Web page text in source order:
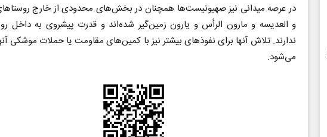
در عرصه میدانی نیز صهیونیست‌ها همچنان در بخش‌های محدودی از خارج
و العدیسه و مارون الرأس و یارون زمین‌گیر شده‌اند و قدرت پیشروی به داخل
ندارند. تلاش آنها برای نفوذهای بیشتر نیز با کمین‌های مقاومت یا حملات موشکی
می‌شود.